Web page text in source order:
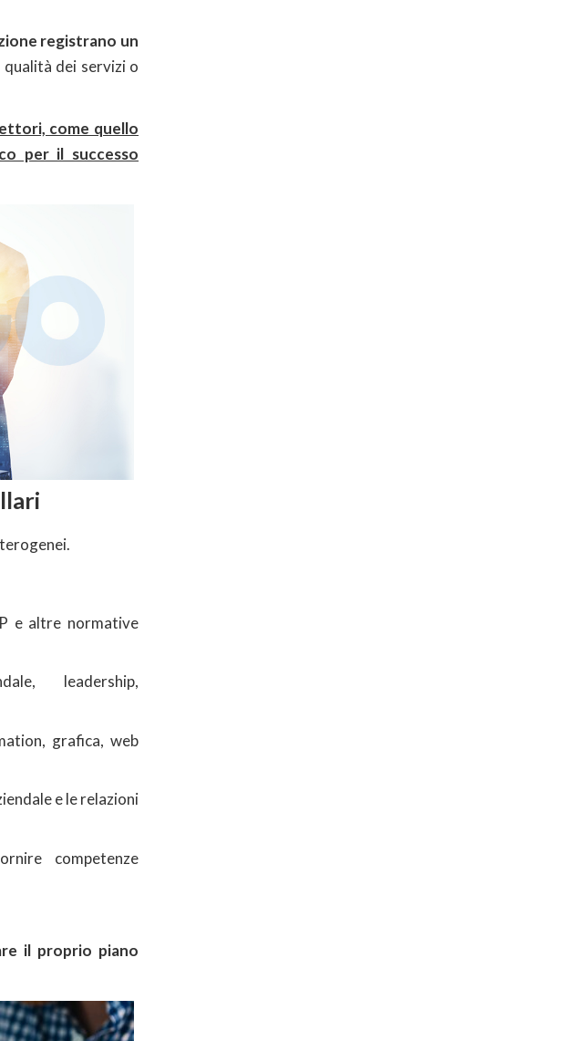
registrano un
dei servizi o
come quello
per il successo
e altre normative
leadership,
grafica, web
e le relazioni
competenze
il proprio piano